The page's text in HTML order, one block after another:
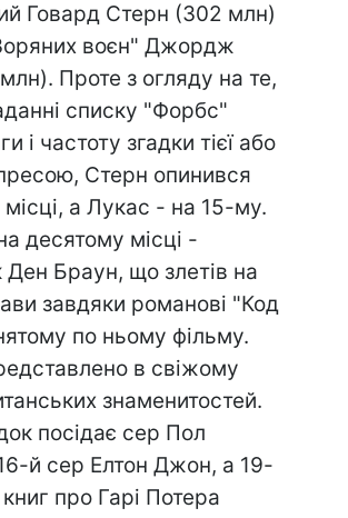
Говард Стерн (302 млн)
воєн" Джордж
Проте з огляду на те,
списку "Форбс"
і частоту згадки тієї або
пресою, Стерн опинився
а Лукас - на 15-му.
десятому місці -
Браун, що злетів на
завдяки романові "Код
по ньому фільму.
в свіжому
знаменитостей.
посідає сер Пол
й сер Елтон Джон, а 19-
про Гарі Потера